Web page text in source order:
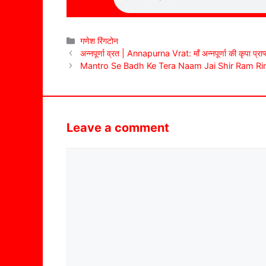
Categories
गणेश रिंगटोन
अन्नपूर्णा व्रत | Annapurna Vrat: माँ अन्नपूर्णा की कृपा
Mantro Se Badh Ke Tera Naam Jai Shir Ram
Leave a comment